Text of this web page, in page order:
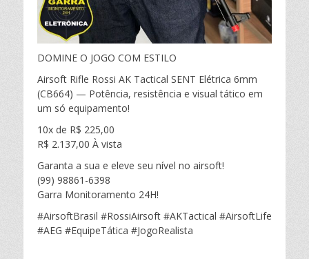
h
a
DOMINE O JOGO COM ESTILO
Airsoft Rifle Rossi AK Tactical SENT Elétrica 6mm
(CB664) — Potência, resistência e visual tático em
um só equipamento!
10x de R$ 225,00
R$ 2.137,00 À vista
Garanta a sua e eleve seu nível no airsoft!
(99) 98861-6398
Garra Monitoramento 24H!
#AirsoftBrasil #RossiAirsoft #AKTactical #AirsoftLife
#AEG #EquipeTática #JogoRealista